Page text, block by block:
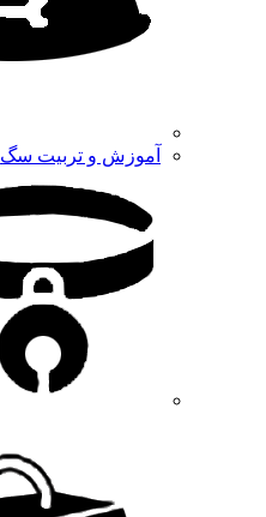
آموزش و تربیت سگ